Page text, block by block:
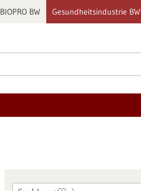
BIOPRO BW Gesundheitsindustrie BW